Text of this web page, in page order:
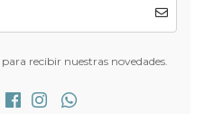
recibir nuestras novedades.